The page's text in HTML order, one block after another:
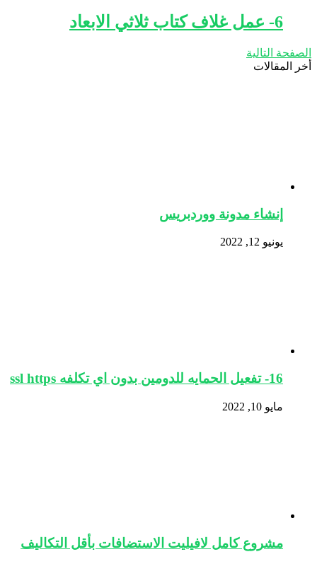
6- عمل غلاف كتاب ثلاثي الابعاد
الصفحة التالية
أخر المقالات
إنشاء مدونة ووردبريس
يونيو 12, 2022
16- تفعيل الحمايه للدومين بدون اي تكلفه ssl https
مايو 10, 2022
مشروع كامل لافيليت الاستضافات بأقل التكاليف